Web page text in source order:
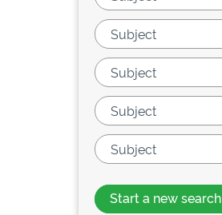
Start a new search